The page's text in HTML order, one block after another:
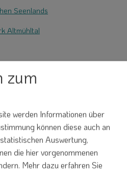
Seenlands
Altmühltal
Region 2025
Sortieren Karte
zum
werden Informationen über
können diese auch an
Auswertung,
die hier vorgenommenen
Mehr dazu erfahren Sie